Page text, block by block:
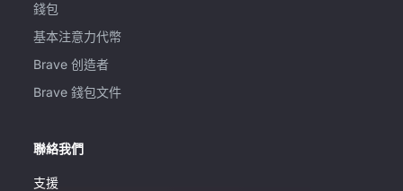
錢包
基本注意力代幣
Brave 创造者
Brave 錢包文件
聯絡我們
支援